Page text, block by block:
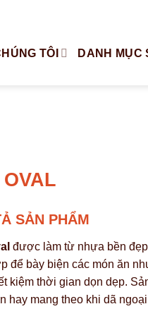
TÔI DANH MỤC
SẢN PHẨM
được làm từ nhựa bền
để bày biện các món ăn
kiệm thời gian dọn dẹp.
hay mang theo khi dã